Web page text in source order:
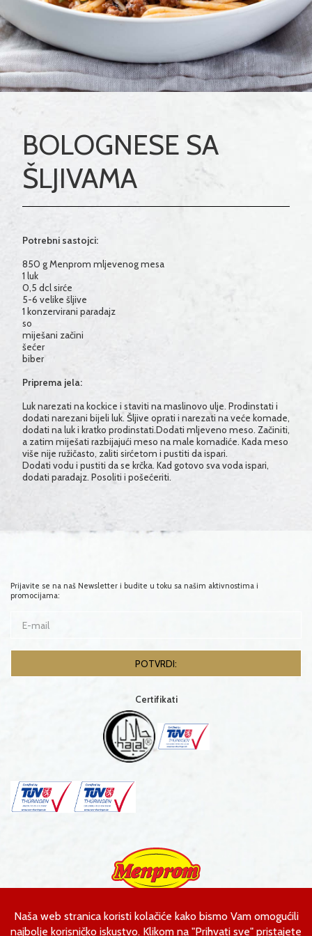
BOLOGNESE SA
ŠLJIVAMA
Potrebni sastojci:
850 g Menprom mljevenog mesa
1 luk
0,5 dcl sirće
5-6 velike šljive
1 konzervirani paradajz
so
miješani začini
šećer
biber
Priprema jela:
Luk narezati na kockice i staviti na maslinovo ulje. Prodinstati i
dodati narezani bijeli luk. Šljive oprati i narezati na veće komade,
dodati na luk i kratko prodinstati.Dodati mljeveno meso. Začiniti,
a zatim miješati razbijajući meso na male komadiće. Kada meso
više nije ružičasto, zaliti sirćetom i pustiti da ispari.
Dodati vodu i pustiti da se krčka. Kad gotovo sva voda ispari,
dodati paradajz. Posoliti i pošećeriti.
Prijavite se na naš Newsletter i budite u toku sa našim aktivnostima i
promocijama:
Certifikati
Ahmeta Kobića bb